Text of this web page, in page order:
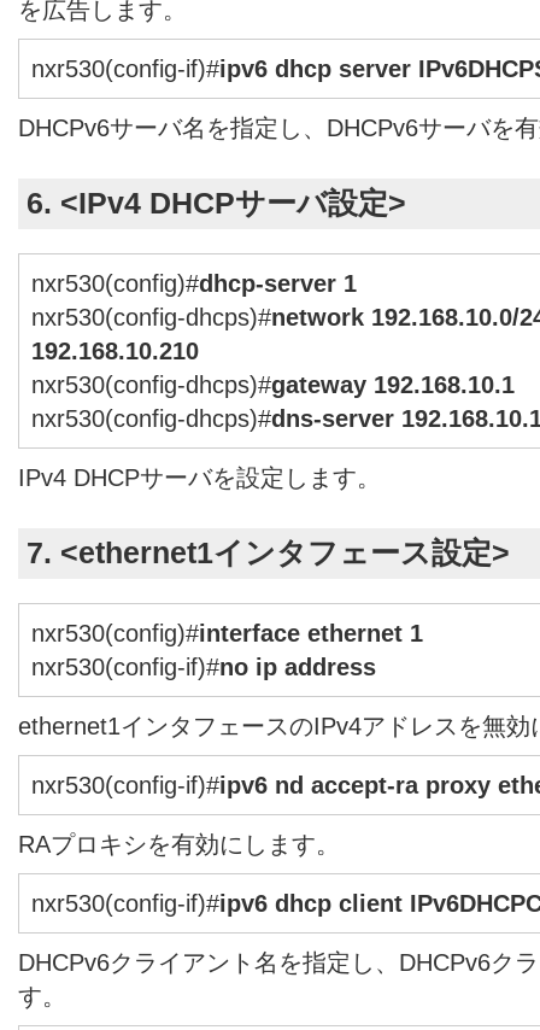
を広告します。
nxr530(config-if)#ipv6 dhcp server
DHCPv6サーバ名を指定し、DHCPv6サーバを
6. <IPv4 DHCPサーバ設定>
nxr530(config)#dhcp-server 1
nxr530(config-dhcps)#network 192.168.10.0/
192.168.10.210
nxr530(config-dhcps)#gateway 192.168.10.1
nxr530(config-dhcps)#dns-server
IPv4 DHCPサーバを設定します。
7. <ethernet1インタフェース設定>
nxr530(config)#interface ethernet 1
nxr530(config-if)#no ip address
ethernet1インタフェースのIPv4アドレスを無効
nxr530(config-if)#ipv6 nd accept-ra proxy
RAプロキシを有効にします。
nxr530(config-if)#ipv6 dhcp client
DHCPv6クライアント名を指定し、DHCPv6ク
す。